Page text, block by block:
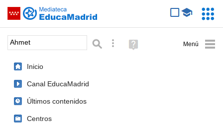
Saltar navegación
Palabra o frase: Búsqueda avanzada
Ayuda
(en
Inicio
Canal EducaMadrid
Últimos contenidos
Centros